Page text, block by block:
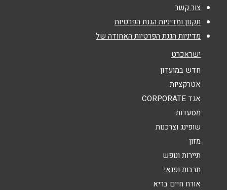
אנא חזרו אלי בקשר ל...
הודעה
צור קשר
תקנון ומדיניות הגנת הפרטיות
מדיניות הגנת הפרטיות האחודה של
ישראכרט
חדש במועדון
אטרקציות
אגד CORPORATE
מסעדות
שופינג וצרכנות
מזון
תיירות ונופש
תרבות ופנאי
אורח חיים בריא